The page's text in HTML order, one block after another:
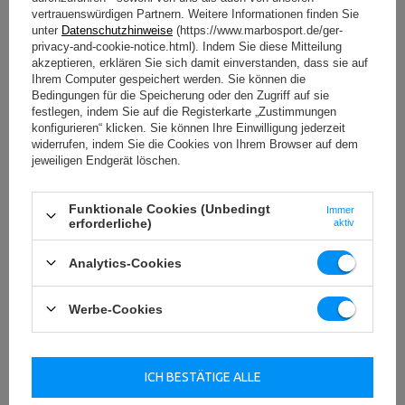
Professional Line - Geräte für den gewerblichen
Das Beste, was einem echten Bodybuilder passieren kann
Die Geräte dieser Linie verfügen über eine
vertrauenswürdigen Partnern. Weitere Informationen finden Sie
unter Datenschutzhinweise (https://www.marbosport.de/ger-
privacy-and-cookie-notice.html). Indem Sie diese Mitteilung
akzeptieren, erklären Sie sich damit einverstanden, dass sie auf
Ihrem Computer gespeichert werden. Sie können die
Bedingungen für die Speicherung oder den Zugriff auf sie
festlegen, indem Sie auf die Registerkarte „Zustimmungen
konfigurieren“ klicken. Sie können Ihre Einwilligung jederzeit
widerrufen, indem Sie die Cookies von Ihrem Browser auf dem
jeweiligen Endgerät löschen.
Funktionale Cookies (Unbedingt
erforderliche)
Immer
aktiv
Analytics-Cookies
Werbe-Cookies
ICH BESTÄTIGE ALLE